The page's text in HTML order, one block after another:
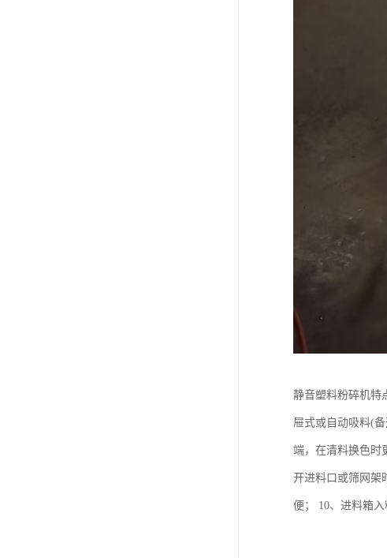
静音塑料粉碎机特
屉式或自动吸料(
端，在清料换色时
开进料口或筛网架
便； 10、进料箱